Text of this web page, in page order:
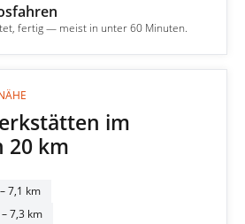
fertig — meist in unter 60 Minuten.
im
20 km
– 7,1 km
– 7,3 km